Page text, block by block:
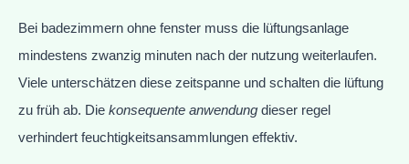
Bei badezimmern ohne fenster muss die lüftungsanlage
mindestens zwanzig minuten nach der nutzung weiterlaufen.
Viele unterschätzen diese zeitspanne und schalten die lüftung
zu früh ab. Die konsequente anwendung dieser regel
verhindert feuchtigkeitsansammlungen effektiv.